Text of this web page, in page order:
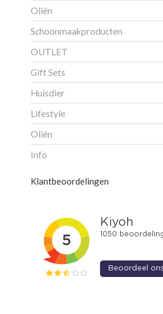
Oliën
Schoonmaakproducten
OUTLET
Gift Sets
Huisdier
Lifestyle
Oliën
Info
Klantbeoordelingen